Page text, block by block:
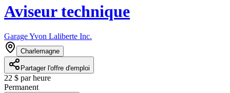
Aviseur technique
Garage Yvon Laliberte Inc.
Charlemagne
Partager l'offre d'emploi
22 $ par heure
Permanent